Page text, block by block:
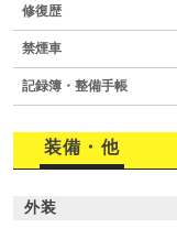
修復歴
禁煙車
記録簿・整備手帳
装備・他
外装